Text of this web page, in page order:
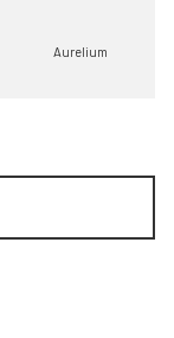
Aurelium